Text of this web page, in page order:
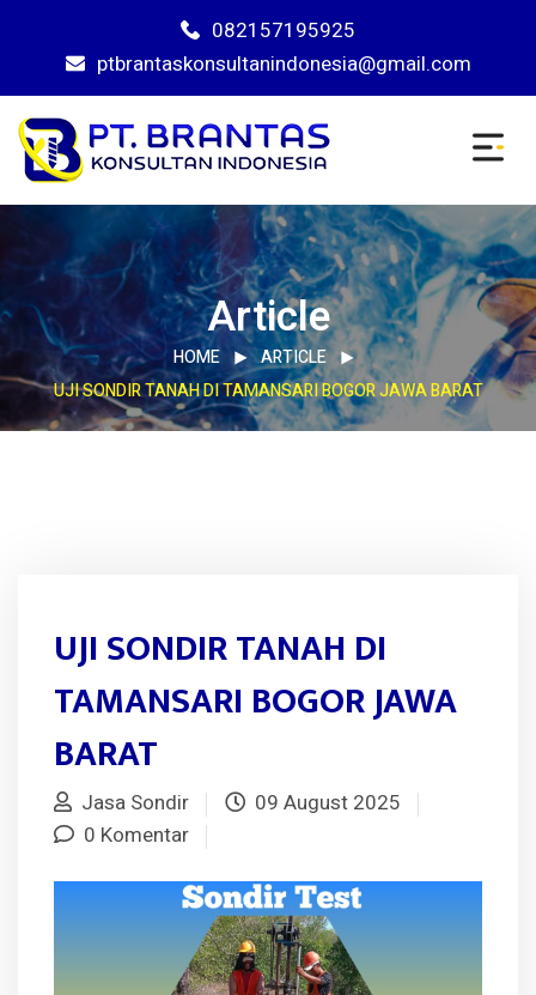
082157195925
ptbrantaskonsultanindonesia@gmail.com
Article
HOME
ARTICLE
UJI SONDIR TANAH DI TAMANSARI BOGOR JAWA BARAT
UJI SONDIR TANAH DI
TAMANSARI BOGOR JAWA
BARAT
Jasa Sondir
09 August 2025
0 Komentar